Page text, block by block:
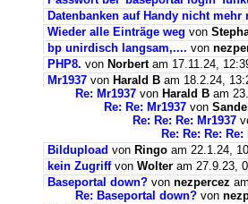
Datenbanken auf Handy nicht
Wieder alle Einträge weg von
bp unirdisch langsam,.... von
PHP8. von Norbertam 17.11.24,
Mr1937 von Harald B am 18.2.24,
Re: Mr1937 von Harald B am
Re: Re: Mr1937 von
Re: Re: Re: Mr1937
Re: Re: Re: Re:
Bildupload von Ringo am 22.1.24,
kein Zugriffvon Wolter am 27.9.23,
Baseportal down? von nezpercez
Re: Baseportal down? von